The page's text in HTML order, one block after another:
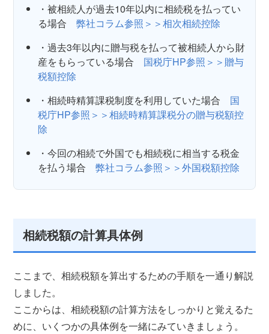
・被相続人が過去10年以内に相続税を払ってい
る場合弊社コラム参照＞＞相次相続控除
・過去3年以内に贈与税を払って被相続人から財
産をもらっている場合 国税庁HP参照＞＞贈与
税額控除
・相続時精算課税制度を利用していた場合 国
税庁HP参照＞＞相続時精算課税分の贈与税額控
除
・今回の相続で外国でも相続税に相当する税金
を払う場合弊社コラム参照＞＞外国税額控除
相続税額の計算具体例
ここまで、相続税額を算出するための手順を一通り解説
しました。
ここからは、相続税額の計算方法をしっかりと覚えるた
めに、いくつかの具体例を一緒にみていきましょう。